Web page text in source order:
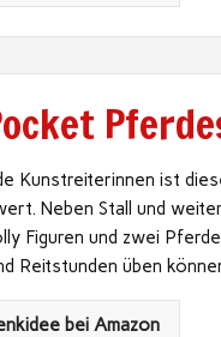
Kunstreiterinnen ist
Neben Stall und
Figuren und zwei
Reitstunden üben
bei Amazon